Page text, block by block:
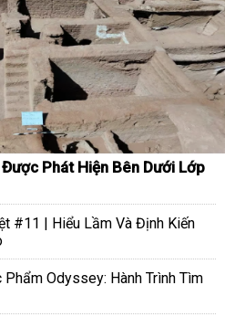
Phát Hiện Bên Dưới Lớp
#11 | Hiểu Lầm Và Định Kiến
Odyssey: Hành Trình Tìm